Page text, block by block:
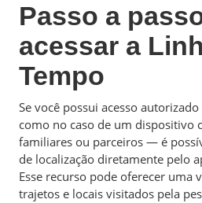
Passo a
acessar a
Tempo
Se você possui acesso
como no caso de um dispositivo
familiares ou parceiros — é
de localização diretamente pelo
Esse recurso pode oferecer uma
trajetos e locais visitados pela